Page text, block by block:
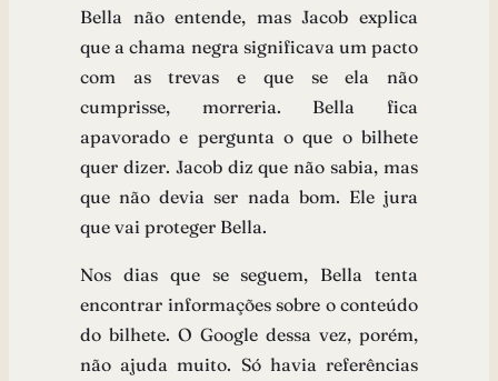
Bella não entende, mas Jacob explica
que a chama negra significava um pacto
com as trevas e que se ela não
cumprisse, morreria. Bella fica
apavorado e pergunta o que o bilhete
quer dizer. Jacob diz que não sabia, mas
que não devia ser nada bom. Ele jura
que vai proteger Bella.
Nos dias que se seguem, Bella tenta
encontrar informações sobre o conteúdo
do bilhete. O Google dessa vez, porém,
não ajuda muito. Só havia referências